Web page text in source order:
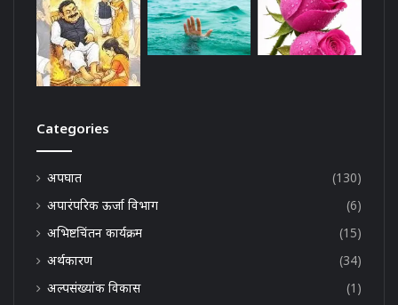
Categories
अपघात
(130)
अपारंपरिक ऊर्जा विभाग
(6)
अभिष्टचिंतन कार्यक्रम
(15)
अर्थकारण
(34)
अल्पसंख्यांक विकास
(1)